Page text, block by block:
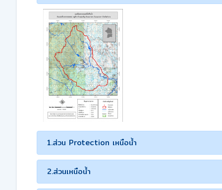
1.ส่วน Protection เหนือน้ำ
2.ส่วนเหนือน้ำ